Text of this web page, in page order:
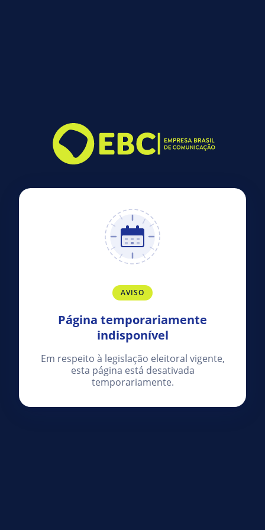
AVISO
Página temporariamente
indisponível
Em respeito à legislação eleitoral vigente,
esta página está desativada
temporariamente.